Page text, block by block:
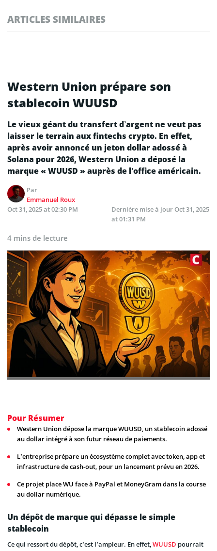
ARTICLES SIMILAIRES
Western Union prépare son
stablecoin WUUSD
Le vieux géant du transfert d’argent ne veut pas
laisser le terrain aux fintechs crypto. En effet,
après avoir annoncé un jeton dollar adossé à
Solana pour 2026, Western Union a déposé la
marque « WUUSD » auprès de l’office américain.
Par
Emmanuel Roux
Oct 31, 2025 at 02:30 PM
Dernière mise à jourOct 31, 2025
at 01:31 PM
4 mins de lecture
Pour Résumer
Western Union dépose la marque WUUSD, un stablecoin adossé
au dollar intégré à son futur réseau de paiements.
L’entreprise prépare un écosystème complet avec token, app et
infrastructure de cash-out, pour un lancement prévu en 2026.
Ce projet place WU face à PayPal et MoneyGram dans la course
au dollar numérique.
Un dépôt de marque qui dépasse le simple
stablecoin
Ce qui ressort du dépôt, c’est l’ampleur. En effet,WUUSD pourrait